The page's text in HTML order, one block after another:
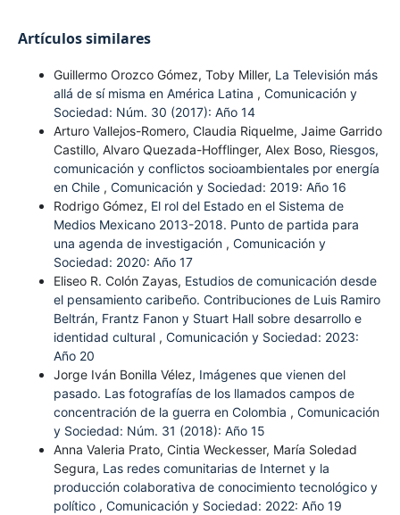
Artículos similares
Guillermo Orozco Gómez, Toby Miller, La Televisión más
allá de sí misma en América Latina , Comunicación y
Sociedad: Núm. 30 (2017): Año 14
Arturo Vallejos-Romero, Claudia Riquelme, Jaime Garrido
Castillo, Alvaro Quezada-Hofflinger, Alex Boso, Riesgos,
comunicación y conflictos socioambientales por energía
en Chile , Comunicación y Sociedad: 2019: Año 16
Rodrigo Gómez, El rol del Estado en el Sistema de
Medios Mexicano 2013-2018. Punto de partida para
una agenda de investigación , Comunicación y
Sociedad: 2020: Año 17
Eliseo R. Colón Zayas, Estudios de comunicación desde
el pensamiento caribeño. Contribuciones de Luis Ramiro
Beltrán, Frantz Fanon y Stuart Hall sobre desarrollo e
identidad cultural , Comunicación y Sociedad: 2023:
Año 20
Jorge Iván Bonilla Vélez, Imágenes que vienen del
pasado. Las fotografías de los llamados campos de
concentración de la guerra en Colombia , Comunicación
y Sociedad: Núm. 31 (2018): Año 15
Anna Valeria Prato, Cintia Weckesser, María Soledad
Segura, Las redes comunitarias de Internet y la
producción colaborativa de conocimiento tecnológico y
político , Comunicación y Sociedad: 2022: Año 19